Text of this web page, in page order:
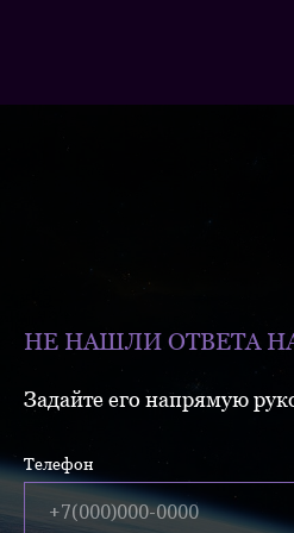
НЕ НАШЛИ ОТВЕТА
Задайте его напрямую
Телефон